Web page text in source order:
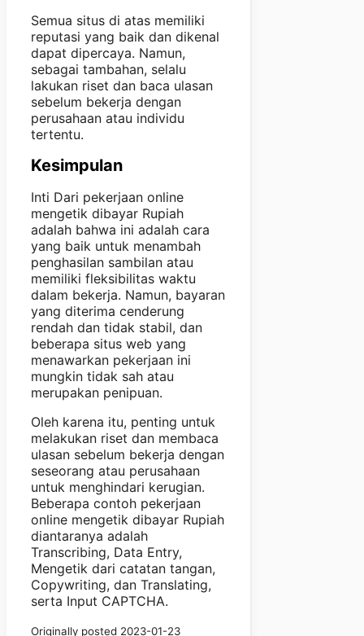
Semua situs di atas memiliki
reputasi yang baik dan dikenal
dapat dipercaya. Namun,
sebagai tambahan, selalu
lakukan riset dan baca ulasan
sebelum bekerja dengan
perusahaan atau individu
tertentu.
Kesimpulan
Inti Dari pekerjaan online
mengetik dibayar Rupiah
adalah bahwa ini adalah cara
yang baik untuk menambah
penghasilan sambilan atau
memiliki fleksibilitas waktu
dalam bekerja. Namun, bayaran
yang diterima cenderung
rendah dan tidak stabil, dan
beberapa situs web yang
menawarkan pekerjaan ini
mungkin tidak sah atau
merupakan penipuan.
Oleh karena itu, penting untuk
melakukan riset dan membaca
ulasan sebelum bekerja dengan
seseorang atau perusahaan
untuk menghindari kerugian.
Beberapa contoh pekerjaan
online mengetik dibayar Rupiah
diantaranya adalah
Transcribing, Data Entry,
Mengetik dari catatan tangan,
Copywriting, dan Translating,
serta Input CAPTCHA.
Originally posted 2023-01-23